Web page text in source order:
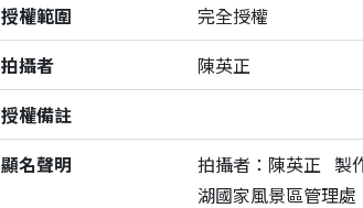
授權範圍
完全授權
拍攝者
陳英正
授權備註
顯名聲明
拍攝者：陳英正 製
湖國家風景區管理處